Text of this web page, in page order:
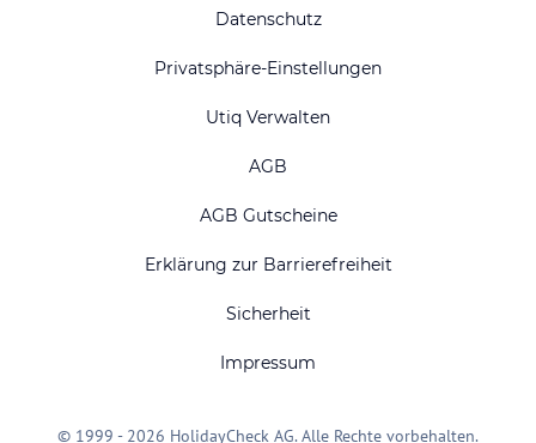
Datenschutz
Privatsphäre-Einstellungen
Utiq Verwalten
AGB
AGB Gutscheine
Erklärung zur Barrierefreiheit
Sicherheit
Impressum
© 1999 - 2026 HolidayCheck AG. Alle Rechte vorbehalten.